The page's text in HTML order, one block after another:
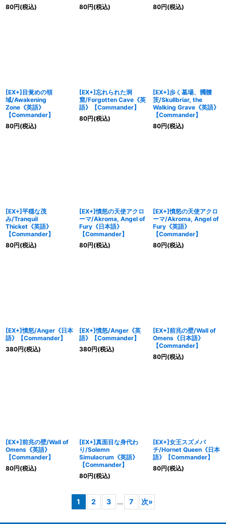
80円(税込)
80円(税込)
80円(税込)
[EX+]目覚めの領
域/Awakening
Zone《英語》
【Commander】
80円(税込)
[EX+]忘れられた洞
窟/Forgotten Cave《英
語》【Commander】
80円(税込)
[EX+]歩く墓場、髑髏
茨/Skullbriar, the
Walking Grave《英語》
【Commander】
80円(税込)
[EX+]平穏な茂
み/Tranquil
Thicket《英語》
【Commander】
80円(税込)
[EX+]憤怒の天使アクロ
ーマ/Akroma, Angel of
Fury《日本語》
【Commander】
80円(税込)
[EX+]憤怒の天使アクロ
ーマ/Akroma, Angel of
Fury《英語》
【Commander】
80円(税込)
[EX+]憤怒/Anger《日本
語》【Commander】
380円(税込)
[EX+]憤怒/Anger《英
語》【Commander】
380円(税込)
[EX+]前兆の壁/Wall of
Omens《日本語》
【Commander】
80円(税込)
[EX+]前兆の壁/Wall of
Omens《英語》
【Commander】
80円(税込)
[EX+]真面目な身代わ
り/Solemn
Simulacrum《英語》
【Commander】
80円(税込)
[EX+]女王スズメバ
チ/Hornet Queen《日本
語》【Commander】
80円(税込)
1 2 3 ... 7 次»